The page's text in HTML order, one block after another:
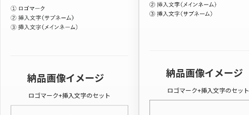
納品画像イメージ
ロゴマーク+挿入文字のセット
納品画像イメージ
ロゴマーク+挿入文字のセット